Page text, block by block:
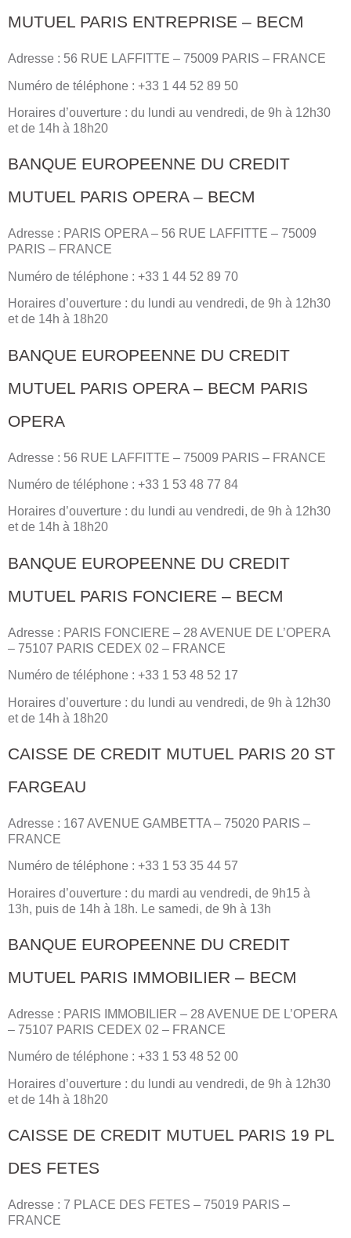
MUTUEL PARIS ENTREPRISE – BECM
Adresse : 56 RUE LAFFITTE – 75009 PARIS – FRANCE
Numéro de téléphone : +33 1 44 52 89 50
Horaires d’ouverture : du lundi au vendredi, de 9h à 12h30
et de 14h à 18h20
BANQUE EUROPEENNE DU CREDIT
MUTUEL PARIS OPERA – BECM
Adresse : PARIS OPERA – 56 RUE LAFFITTE – 75009
PARIS – FRANCE
Numéro de téléphone : +33 1 44 52 89 70
Horaires d’ouverture : du lundi au vendredi, de 9h à 12h30
et de 14h à 18h20
BANQUE EUROPEENNE DU CREDIT
MUTUEL PARIS OPERA – BECM PARIS
OPERA
Adresse : 56 RUE LAFFITTE – 75009 PARIS – FRANCE
Numéro de téléphone : +33 1 53 48 77 84
Horaires d’ouverture : du lundi au vendredi, de 9h à 12h30
et de 14h à 18h20
BANQUE EUROPEENNE DU CREDIT
MUTUEL PARIS FONCIERE – BECM
Adresse : PARIS FONCIERE – 28 AVENUE DE L’OPERA
– 75107 PARIS CEDEX 02 – FRANCE
Numéro de téléphone : +33 1 53 48 52 17
Horaires d’ouverture : du lundi au vendredi, de 9h à 12h30
et de 14h à 18h20
CAISSE DE CREDIT MUTUEL PARIS 20 ST
FARGEAU
Adresse : 167 AVENUE GAMBETTA – 75020 PARIS –
FRANCE
Numéro de téléphone : +33 1 53 35 44 57
Horaires d’ouverture : du mardi au vendredi, de 9h15 à
13h, puis de 14h à 18h. Le samedi, de 9h à 13h
BANQUE EUROPEENNE DU CREDIT
MUTUEL PARIS IMMOBILIER – BECM
Adresse : PARIS IMMOBILIER – 28 AVENUE DE L’OPERA
– 75107 PARIS CEDEX 02 – FRANCE
Numéro de téléphone : +33 1 53 48 52 00
Horaires d’ouverture : du lundi au vendredi, de 9h à 12h30
et de 14h à 18h20
CAISSE DE CREDIT MUTUEL PARIS 19 PL
DES FETES
Adresse : 7 PLACE DES FETES – 75019 PARIS –
FRANCE